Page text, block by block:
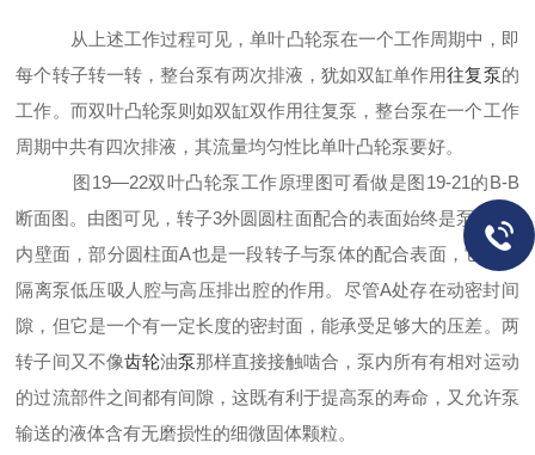
从上述工作过程可见，单叶凸轮泵在一个工作周期中，即
每个转子转一转，整台泵有两次排液，犹如双缸单作用往复泵的
工作。而双叶凸轮泵则如双缸双作用往复泵，整台泵在一个工作
周期中共有四次排液，其流量均匀性比单叶凸轮泵要好。
图19—22双叶凸轮泵工作原理图可看做是图19-21的B-B
断面图。由图可见，转子3外圆圆柱面配合的表面始终是泵体4的
内壁面，部分圆柱面A也是一段转子与泵体的配合表面，它起着
隔离泵低压吸人腔与高压排出腔的作用。尽管A处存在动密封间
隙，但它是一个有一定长度的密封面，能承受足够大的压差。两
转子间又不像齿轮油泵那样直接接触啮合，泵内所有有相对运动
的过流部件之间都有间隙，这既有利于提高泵的寿命， 又 允许泵
输送的液体含有无磨损性的细微固体颗粒。